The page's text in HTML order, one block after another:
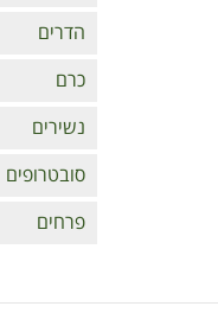
הדרים
כרם
נשירים
סובטרופים
פרחים